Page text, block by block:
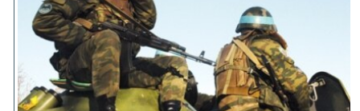
ДОЛУЧАЙСЯ!